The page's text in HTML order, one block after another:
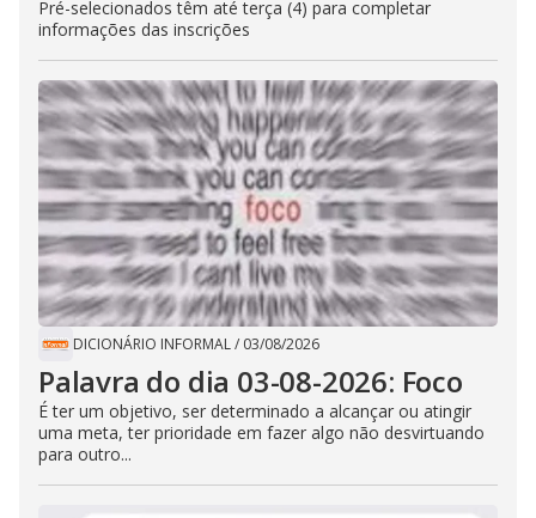
Pré-selecionados têm até terça (4) para completar
informações das inscrições
DICIONÁRIO INFORMAL/ 03/08/2026
Palavra do dia 03-08-2026: Foco
É ter um objetivo, ser determinado a alcançar ou atingir
uma meta, ter prioridade em fazer algo não desvirtuando
para outro...